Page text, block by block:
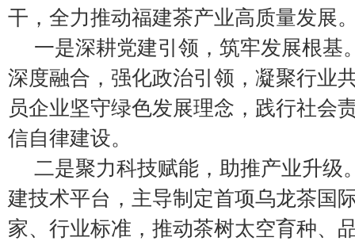
干，全力推动福建茶产业高质量发展
一是深耕党建引领，筑牢发展根基
深度融合，强化政治引领，凝聚行业
员企业坚守绿色发展理念，践行社会
信自律建设。
二是聚力科技赋能，助推产业升级
建技术平台，主导制定首项乌龙茶国
家、行业标准，推动茶树太空育种、